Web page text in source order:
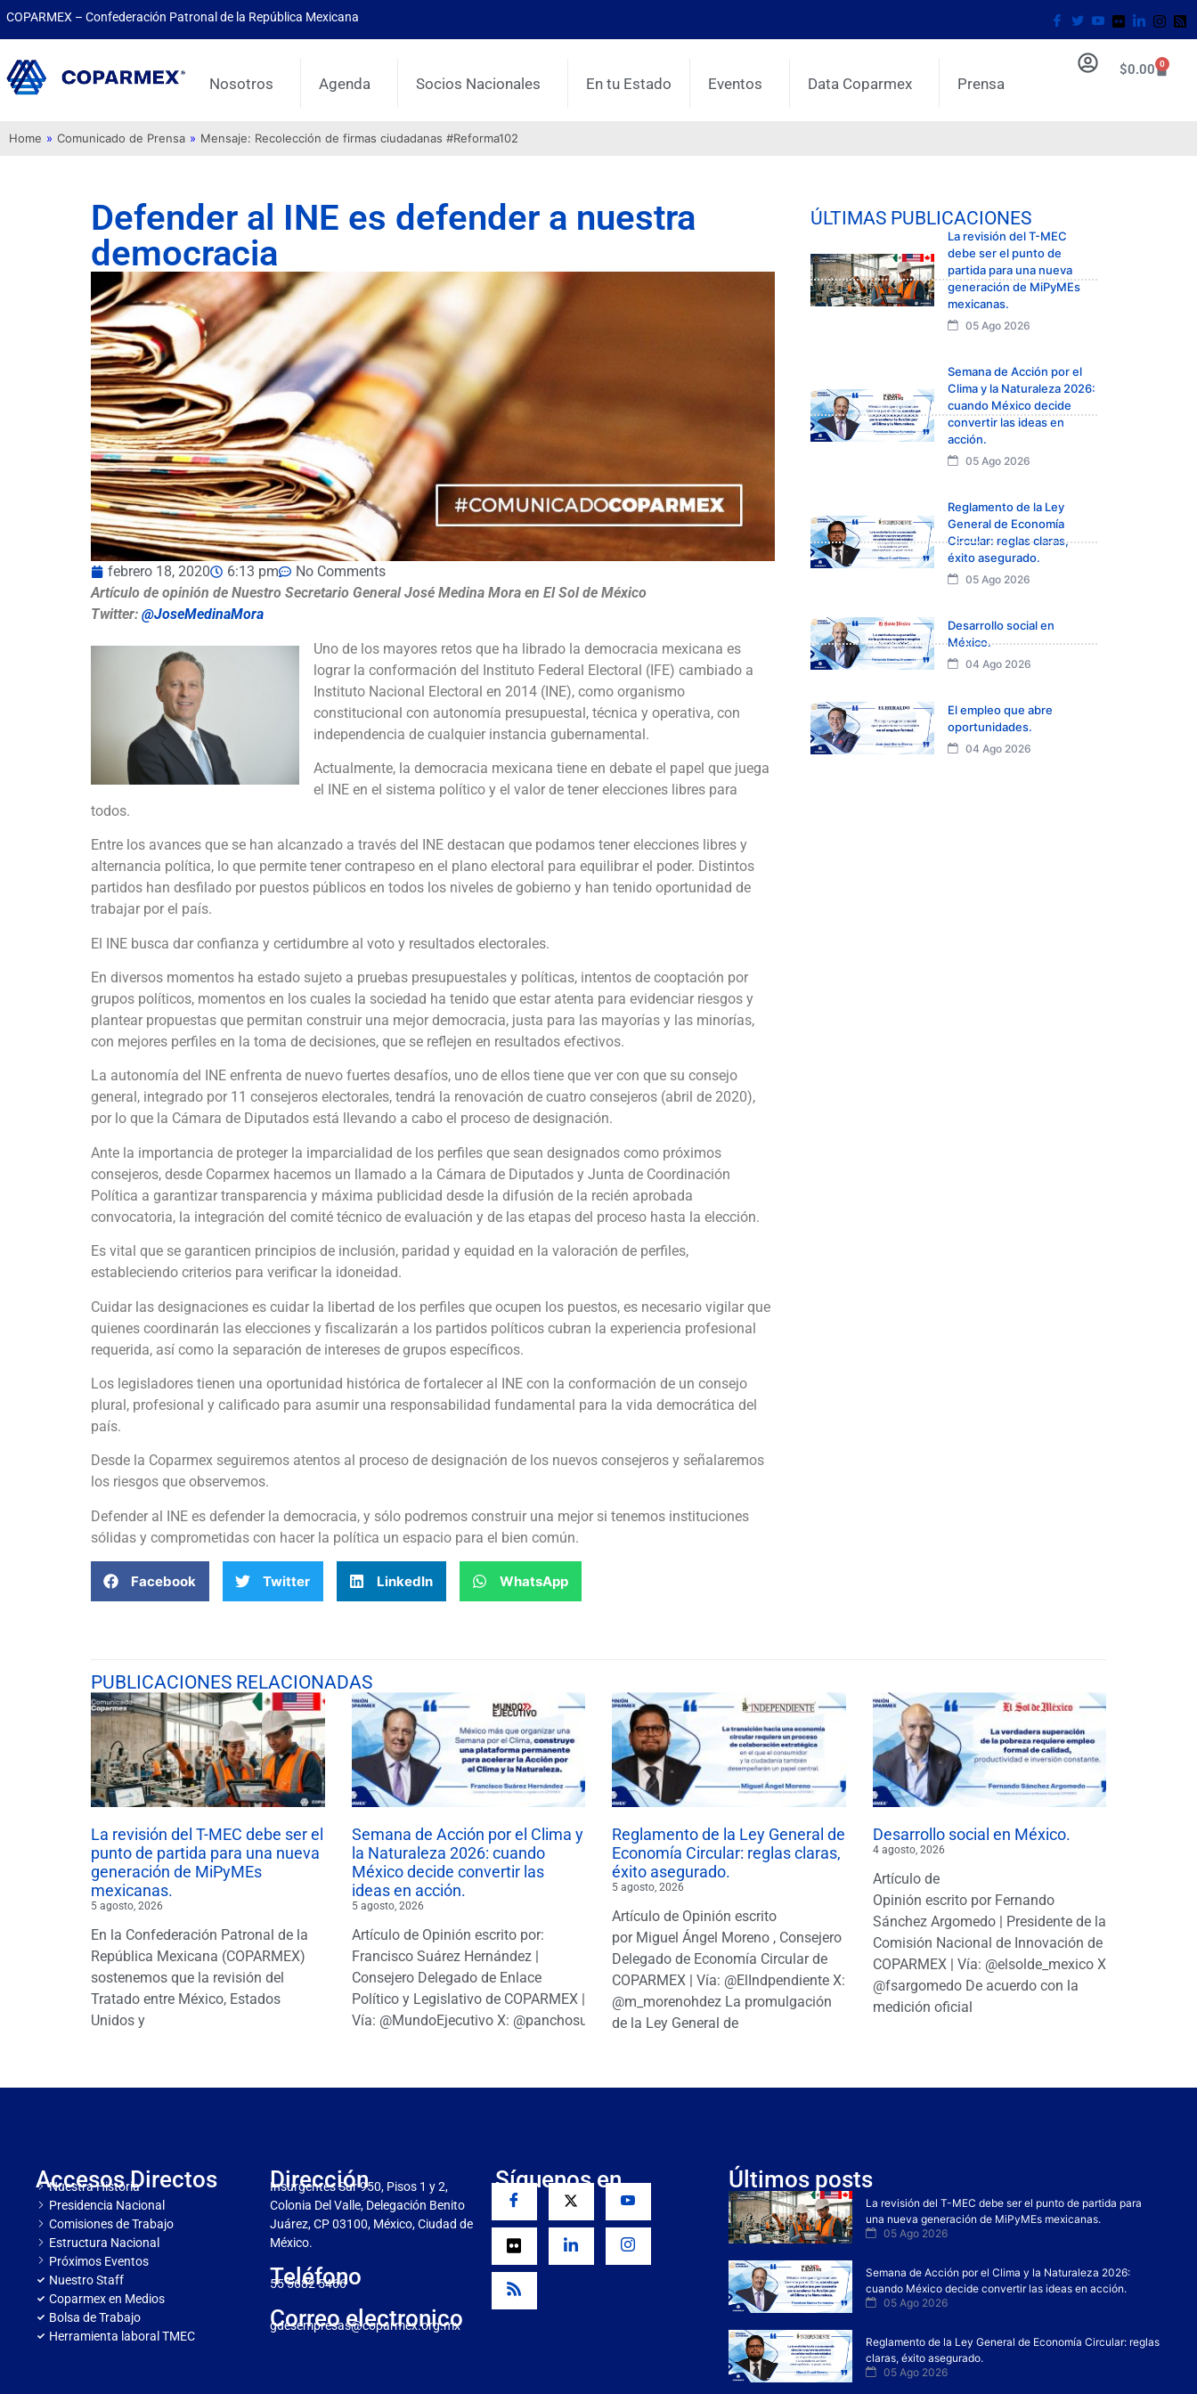
COPARMEX – Confederación Patronal de la República Mexicana
Nosotros Agenda Socios Nacionales En tu Estado Eventos Data Coparmex Prensa
$0.00 0
Home » Comunicado de Prensa » Mensaje: Recolección de firmas ciudadanas #Reforma102
Defender al INE es defender a nuestra
democracia
febrero 18, 2020 6:13 pm
No Comments
Artículo de opinión de Nuestro Secretario General José Medina Mora en El Sol de México
Twitter: @JoseMedinaMora
Uno de los mayores retos que ha librado la democracia mexicana es
lograr la conformación del Instituto Federal Electoral (IFE) cambiado a
Instituto Nacional Electoral en 2014 (INE), como organismo
constitucional con autonomía presupuestal, técnica y operativa, con
independencia de cualquier instancia gubernamental.
Actualmente, la democracia mexicana tiene en debate el papel que juega
el INE en el sistema político y el valor de tener elecciones libres para
todos.
Entre los avances que se han alcanzado a través del INE destacan que podamos tener elecciones libres y
alternancia política, lo que permite tener contrapeso en el plano electoral para equilibrar el poder. Distintos
partidos han desfilado por puestos públicos en todos los niveles de gobierno y han tenido oportunidad de
trabajar por el país.
El INE busca dar confianza y certidumbre al voto y resultados electorales.
En diversos momentos ha estado sujeto a pruebas presupuestales y políticas, intentos de cooptación por
grupos políticos, momentos en los cuales la sociedad ha tenido que estar atenta para evidenciar riesgos y
plantear propuestas que permitan construir una mejor democracia, justa para las mayorías y las minorías,
con mejores perfiles en la toma de decisiones, que se reflejen en resultados efectivos.
La autonomía del INE enfrenta de nuevo fuertes desafíos, uno de ellos tiene que ver con que su consejo
general, integrado por 11 consejeros electorales, tendrá la renovación de cuatro consejeros (abril de 2020),
por lo que la Cámara de Diputados está llevando a cabo el proceso de designación.
Ante la importancia de proteger la imparcialidad de los perfiles que sean designados como próximos
consejeros, desde Coparmex hacemos un llamado a la Cámara de Diputados y Junta de Coordinación
Política a garantizar transparencia y máxima publicidad desde la difusión de la recién aprobada
convocatoria, la integración del comité técnico de evaluación y de las etapas del proceso hasta la elección.
Es vital que se garanticen principios de inclusión, paridad y equidad en la valoración de perfiles,
estableciendo criterios para verificar la idoneidad.
Cuidar las designaciones es cuidar la libertad de los perfiles que ocupen los puestos, es necesario vigilar que
quienes coordinarán las elecciones y fiscalizarán a los partidos políticos cubran la experiencia profesional
requerida, así como la separación de intereses de grupos específicos.
Los legisladores tienen una oportunidad histórica de fortalecer al INE con la conformación de un consejo
plural, profesional y calificado para asumir una responsabilidad fundamental para la vida democrática del
país.
Desde la Coparmex seguiremos atentos al proceso de designación de los nuevos consejeros y señalaremos
los riesgos que observemos.
Defender al INE es defender la democracia, y sólo podremos construir una mejor si tenemos instituciones
sólidas y comprometidas con hacer la política un espacio para el bien común.
Facebook Twitter LinkedIn WhatsApp
ÚLTIMAS PUBLICACIONES
La revisión del T-MEC
debe ser el punto de
partida para una nueva
generación de MiPyMEs
mexicanas.
05 Ago 2026
Semana de Acción por el
Clima y la Naturaleza 2026:
cuando México decide
convertir las ideas en
acción.
05 Ago 2026
Reglamento de la Ley
General de Economía
Circular: reglas claras,
éxito asegurado.
05 Ago 2026
Desarrollo social en
México.
04 Ago 2026
El empleo que abre
oportunidades.
04 Ago 2026
PUBLICACIONES RELACIONADAS
La revisión del T-MEC debe ser el
punto de partida para una nueva
generación de MiPyMEs
mexicanas.
5 agosto, 2026
En la Confederación Patronal de la
República Mexicana (COPARMEX)
sostenemos que la revisión del
Tratado entre México, Estados
Unidos y
Semana de Acción por el Clima y
la Naturaleza 2026: cuando
México decide convertir las
ideas en acción.
5 agosto, 2026
Artículo de Opinión escrito por:
Francisco Suárez Hernández |
Consejero Delegado de Enlace
Político y Legislativo de COPARMEX |
Vía: @MundoEjecutivo X: @panchosuarezh
Reglamento de la Ley General de
Economía Circular: reglas claras,
éxito asegurado.
5 agosto, 2026
Artículo de Opinión escrito
por Miguel Ángel Moreno , Consejero
Delegado de Economía Circular de
COPARMEX | Vía: @ElIndpendiente X:
@m_morenohdez La promulgación
de la Ley General de
Desarrollo social en México.
4 agosto, 2026
Artículo de
Opinión escrito por Fernando
Sánchez Argomedo | Presidente de la
Comisión Nacional de Innovación de
COPARMEX | Vía: @elsolde_mexico X:
@fsargomedo De acuerdo con la
medición oficial
Accesos Directos
Nuestra Historia
Presidencia Nacional
Comisiones de Trabajo
Estructura Nacional
Próximos Eventos
Nuestro Staff
Coparmex en Medios
Bolsa de Trabajo
Herramienta laboral TMEC
Dirección
Insurgentes Sur 950, Pisos 1 y 2,
Colonia Del Valle, Delegación Benito
Juárez, CP 03100, México, Ciudad de
México.
Teléfono
55 5682 5466
Correo electronico
gdesempresas@coparmex.org.mx
Síguenos en Últimos posts
La revisión del T-MEC debe ser el punto de partida para
una nueva generación de MiPyMEs mexicanas.
05 Ago 2026
Semana de Acción por el Clima y la Naturaleza 2026:
cuando México decide convertir las ideas en acción.
05 Ago 2026
Reglamento de la Ley General de Economía Circular: reglas
claras, éxito asegurado.
05 Ago 2026